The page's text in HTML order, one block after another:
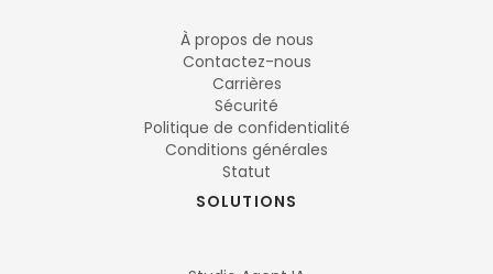
À propos de nous
Contactez-nous
Carrières
Sécurité
Politique de confidentialité
Conditions générales
Statut
SOLUTIONS